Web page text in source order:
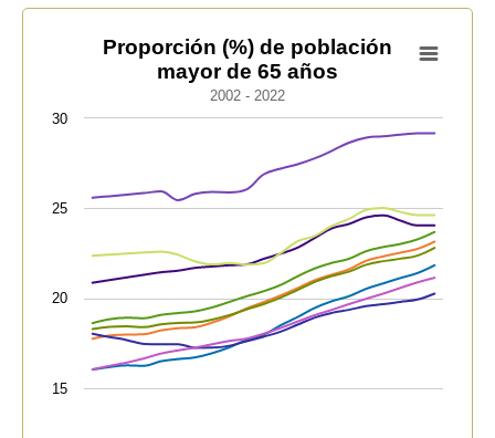
Proporción (%) de población mayor de 65 años
Line chart with 9 lines.
2002 - 2022
View as data table, Proporción (%) de población
The chart has 1 X axis displaying categories.
The chart has 1 Y axis displaying values. Data ranges
Proporción (%) de población
mayor de 65 años
2002 - 2022
15
20
25
30